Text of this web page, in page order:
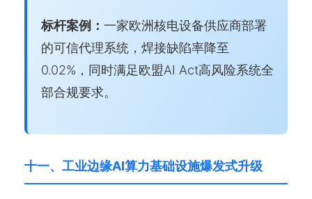
标杆案例： 一家欧洲核电设备供应商部署
的可信代理系统，焊接缺陷率降至
0.02%，同时满足欧盟AI Act高风险系统全
部合规要求。
十一、工业边缘AI算力基础设施爆发式升级